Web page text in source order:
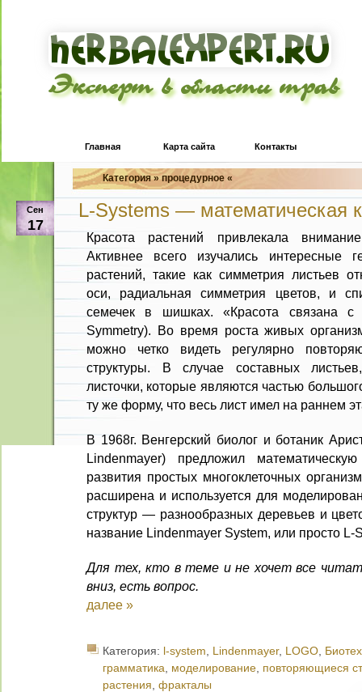
Эксперт в области трав
Главная Карта сайта Контакты
Категория » процедурное «
Сен
17
L-Systems — математическая
Красота растений привлекала
Активнее всего изучались интересные
растений, такие как симметрия листьев
оси, радиальная симметрия цветов, и
семечек в шишках. «Красота связана с
Symmetry). Во время роста живых
можно четко видеть регулярно
структуры. В случае составных
листочки, которые являются частью
ту же форму, что весь лист имел на раннем
В 1968г. Венгерский биолог и ботаник
Lindenmayer) предложил
развития простых многоклеточных
расширена и используется для
структур — разнообразных деревьев и
название Lindenmayer System, или просто L-
Для тех, кто в теме и не хочет все
вниз, есть вопрос.
далее »
Категория: l-system, Lindenmayer, LOGO,
грамматика, моделирование, повторяющиеся
растения, фракталы